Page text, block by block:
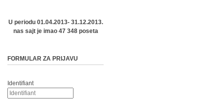
U periodu 01.04.2013- 31.12.2013.
nas sajt je imao 47 348 poseta
FORMULAR ZA PRIJAVU
Identifiant